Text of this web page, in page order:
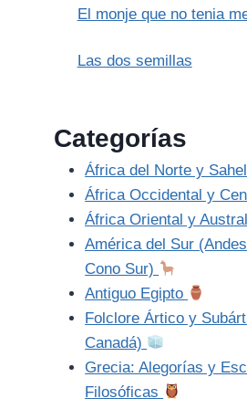
El monje que no tenia
Las dos semillas
Categorías
África del Norte y Sahel
África Occidental y
África Oriental y Austral
América del Sur
Cono Sur)
Antiguo Egipto
Folclore Ártico y
Canadá)
Grecia: Alegorías y
Filosóficas